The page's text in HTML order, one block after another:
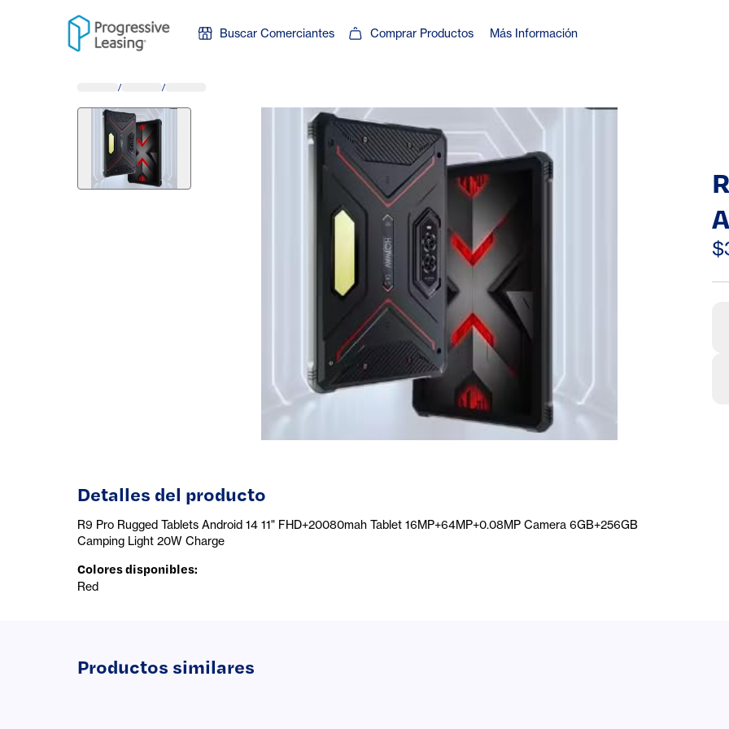
Skip to content
Buscar Comerciantes Comprar Productos Más Información
/ /
Detalles del producto
R9 Pro Rugged Tablets Android 14 11" FHD+20080mah Tablet 16MP+64MP+0.08MP Camera 6GB+256GB
Camping Light 20W Charge
Colores disponibles:
Red
Productos similares